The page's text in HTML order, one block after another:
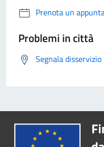
Prenota un
Problemi in città
Segnala disservizio